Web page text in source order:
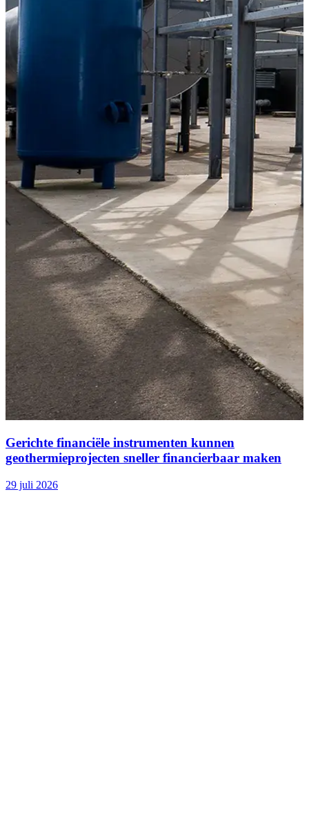
Gerichte financiële instrumenten kunnen
geothermieprojecten sneller financierbaar maken
29 juli 2026